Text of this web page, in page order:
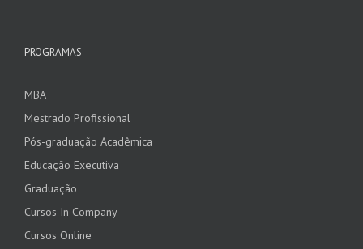
PROGRAMAS
MBA
Mestrado Profissional
Pós-graduação Acadêmica
Educação Executiva
Graduação
Cursos In Company
Cursos Online